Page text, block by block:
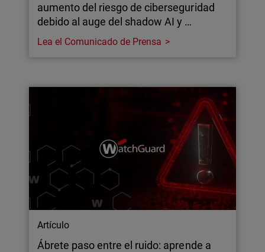
aumento del riesgo de ciberseguridad
debido al auge del shadow AI y …
Lea el Comunicado de Prensa
Artículo
Ábrete paso entre el ruido: aprende a